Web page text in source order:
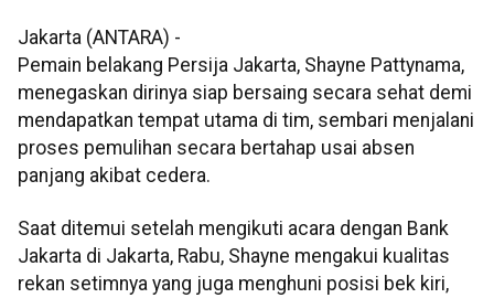
Jakarta (ANTARA) -
Pemain belakang Persija Jakarta, Shayne Pattynama,
menegaskan dirinya siap bersaing secara sehat demi
mendapatkan tempat utama di tim, sembari menjalani
proses pemulihan secara bertahap usai absen
panjang akibat cedera.
Saat ditemui setelah mengikuti acara dengan Bank
Jakarta di Jakarta, Rabu, Shayne mengakui kualitas
rekan setimnya yang juga menghuni posisi bek kiri,